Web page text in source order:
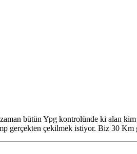
bütün Ypg kontrolünde ki alan kim
gerçekten çekilmek istiyor. Biz 30